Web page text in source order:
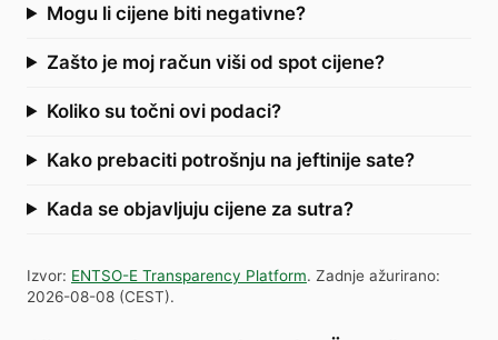
Mogu li cijene biti negativne?
Zašto je moj račun viši od spot cijene?
Koliko su točni ovi podaci?
Kako prebaciti potrošnju na jeftinije sate?
Kada se objavljuju cijene za sutra?
Izvor: ENTSO-E Transparency Platform. Zadnje ažurirano:
2026-08-08 (CEST).